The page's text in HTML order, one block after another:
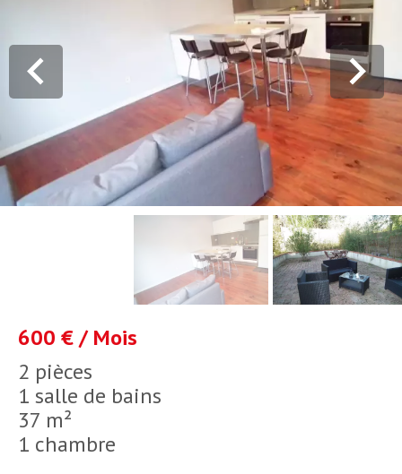
2 pièces
1 salle de bains
37 m²
1 chambre
600 € / Mois